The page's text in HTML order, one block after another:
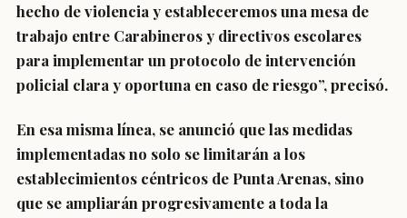
hecho de violencia y estableceremos una mesa de
trabajo entre Carabineros y directivos escolares
para implementar un protocolo de intervención
policial clara y oportuna en caso de riesgo”, precisó.
En esa misma línea, se anunció que las medidas
implementadas no solo se limitarán a los
establecimientos céntricos de Punta Arenas, sino
que se ampliarán progresivamente a toda la